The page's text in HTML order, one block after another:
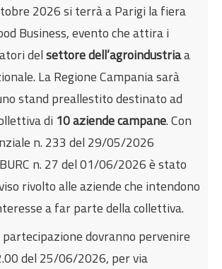
Internazionalizzazione
di interesse per la partecipazione
Salone Internazionale
2026 si terrà a Parigi la fiera
Business, evento che attira i
delsettore dell’agroindustriaa
La Regione Campania sarà
stand preallestito destinato ad
di 10 aziende campane. Con
n. 233 del 29/05/2026
n. 27 del 01/06/2026 è stato
rivolto alle aziende che intendono
a far parte della collettiva.
partecipazione dovranno pervenire
del 25/06/2026, per via